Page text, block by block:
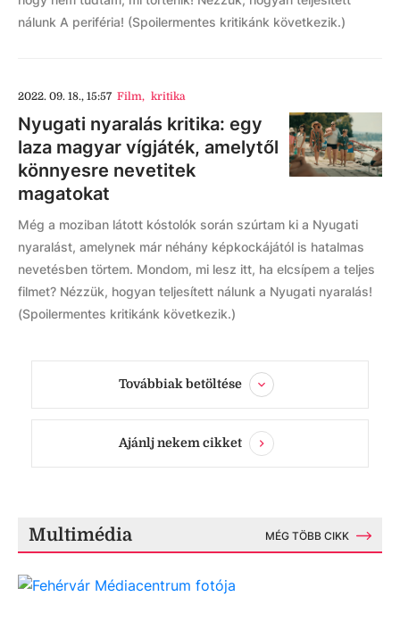
nálunk A periféria! (Spoilermentes kritikánk következik.)
2022. 09. 18., 15:57 Film, kritika
Nyugati nyaralás kritika: egy
laza magyar vígjáték, amelytől
könnyesre nevetitek
magatokat
Még a moziban látott kóstolók során szúrtam ki a Nyugati
nyaralást, amelynek már néhány képkockájától is hatalmas
nevetésben törtem. Mondom, mi lesz itt, ha elcsípem a teljes
filmet? Nézzük, hogyan teljesített nálunk a Nyugati nyaralás!
(Spoilermentes kritikánk következik.)
Továbbiak betöltése
Ajánlj nekem cikket
Multimédia MÉG TÖBB CIKK